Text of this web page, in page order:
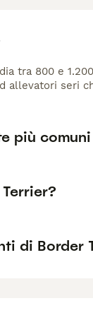
tra 800 e
allevatori seri
più
di Border